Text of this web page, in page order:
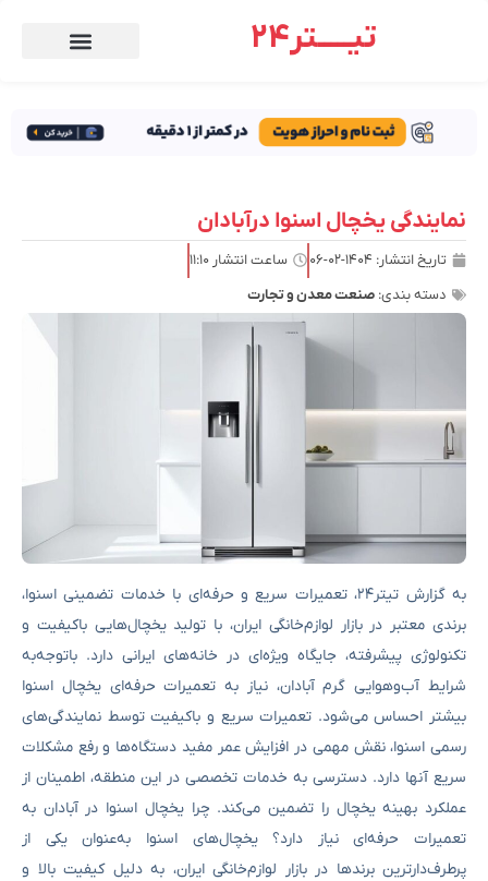
تیـــــتر24
نمایندگی یخچال اسنوا درآبادان
تاریخ انتشار: ۱۴۰۴-۰۲-۰۶ ساعت انتشار ۱۱:۱۰
دسته بندی: صنعت معدن و تجارت
به گزارش تیتر۲۴، تعمیرات سریع و حرفه‌ای با خدمات تضمینی اسنوا،
برندی معتبر در بازار لوازم‌خانگی ایران، با تولید یخچال‌هایی باکیفیت و
تکنولوژی پیشرفته، جایگاه ویژه‌ای در خانه‌های ایرانی دارد. باتوجه‌به
شرایط آب‌وهوایی گرم آبادان، نیاز به تعمیرات حرفه‌ای یخچال اسنوا
بیشتر احساس می‌شود. تعمیرات سریع و باکیفیت توسط نمایندگی‌های
رسمی اسنوا، نقش مهمی در افزایش عمر مفید دستگاه‌ها و رفع مشکلات
سریع آنها دارد. دسترسی به خدمات تخصصی در این منطقه، اطمینان از
عملکرد بهینه یخچال را تضمین می‌کند. چرا یخچال اسنوا در آبادان به
تعمیرات حرفه‌ای نیاز دارد؟ یخچال‌های اسنوا به‌عنوان یکی از
پرطرف‌دارترین برندها در بازار لوازم‌خانگی ایران، به دلیل کیفیت بالا و